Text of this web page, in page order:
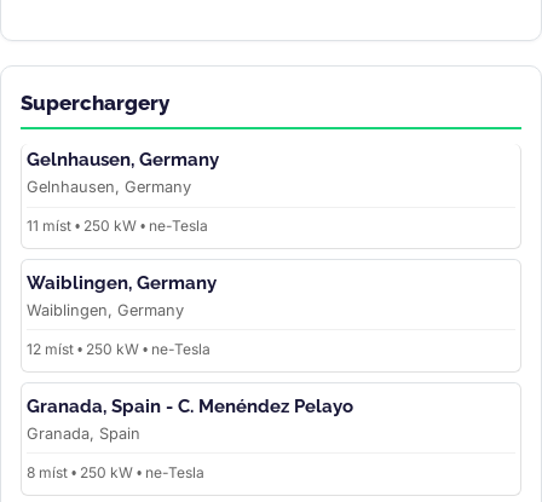
Superchargery
Gelnhausen, Germany
Gelnhausen, Germany
11 míst • 250 kW • ne-Tesla
Waiblingen, Germany
Waiblingen, Germany
12 míst • 250 kW • ne-Tesla
Granada, Spain - C. Menéndez Pelayo
Granada, Spain
8 míst • 250 kW • ne-Tesla